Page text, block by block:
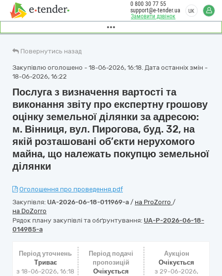
Замовити дзвінок
0 800 30 77 55
support@e-tender.ua
UK
Повернутись назад
Закупівлю оголошено - 18-06-2026, 16:18. Дата останніх змін -
18-06-2026, 16:22
Послуга з визначення вартості та
виконання звіту про експертну грошову
оцінку земельної ділянки за адресою:
м. Вінниця, вул. Пирогова, буд. 32, на
якій розташовані об’єкти нерухомого
майна, що належать покупцю земельної
ділянки
Оголошення про проведення.pdf
Закупівля: UA-2026-06-18-011969-a / на ProZorro /
на DoZorro
Рядок плану закупівлі та обґрунтування: UA-P-2026-06-18-
014985-a
Період уточнень
Триває
з 18-06-2026, 16:18
Період подачі
пропозицій
Очікується
Аукціон
Очікується
з29-06-2026,